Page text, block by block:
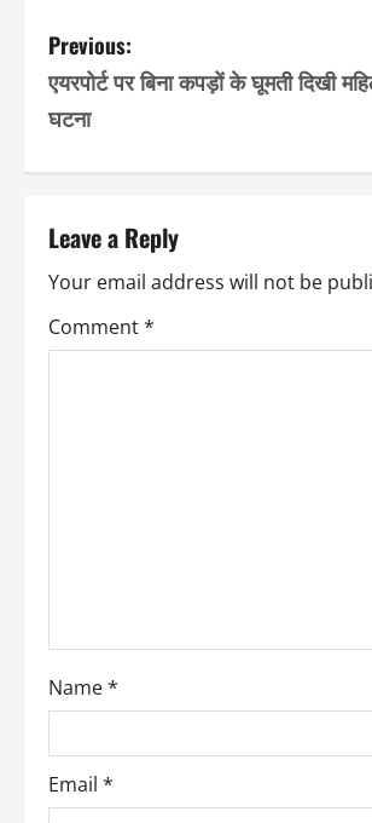
P
o
n
a
v
o
n
Previous:
एयरपोर्ट पर बिना कपड़ों के घूमती दिखी
घटना
Leave a Reply
Your email address will not be
Comment*
Name*
Email *